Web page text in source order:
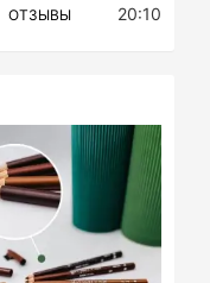
ОТЗЫВЫ 20:10